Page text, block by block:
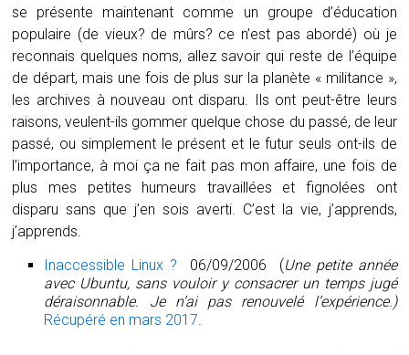
se présente maintenant comme un groupe d’éducation
populaire (de vieux? de mûrs? ce n’est pas abordé) où je
reconnais quelques noms, allez savoir qui reste de l’équipe
de départ, mais une fois de plus sur la planète « militance »,
les archives à nouveau ont disparu. Ils ont peut-être leurs
raisons, veulent-ils gommer quelque chose du passé, de leur
passé, ou simplement le présent et le futur seuls ont-ils de
l’importance, à moi ça ne fait pas mon affaire, une fois de
plus mes petites humeurs travaillées et fignolées ont
disparu sans que j’en sois averti. C’est la vie, j’apprends,
j’apprends.
Inaccessible Linux ? 06/09/2006 (Une petite année
avec Ubuntu, sans vouloir y consacrer un temps jugé
déraisonnable. Je n’ai pas renouvelé l’expérience.)
Récupéré en mars 2017